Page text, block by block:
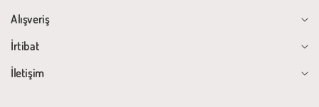
Alışveriş
İrtibat
İletişim